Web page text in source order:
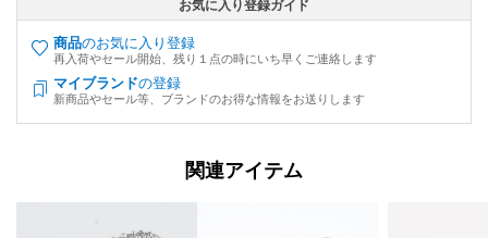
お気に入り登録ガイド
商品のお気に入り登録
再入荷やセール開始、残り１点の時にいち早くご連絡します
マイブランドの登録
新商品やセール等、ブランドのお得な情報をお送りします
関連アイテム